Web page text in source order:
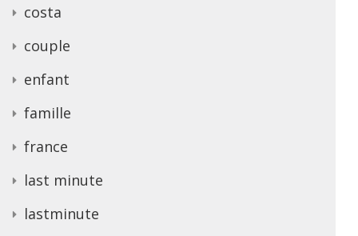
costa
couple
enfant
famille
france
last minute
lastminute